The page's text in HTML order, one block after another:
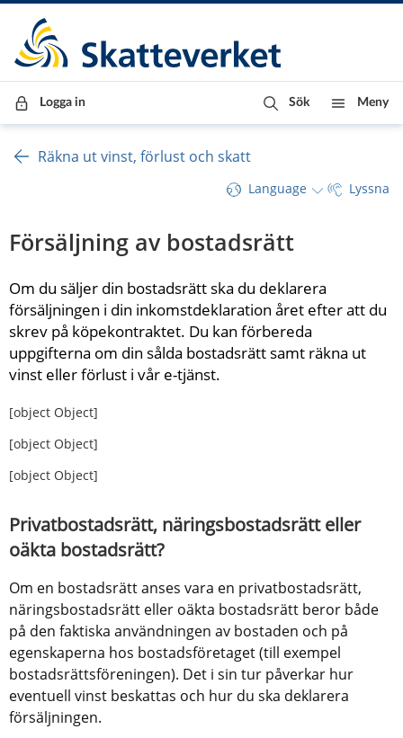
Till innehåll
Till navigationen
Till chattrobot
Logga in Sök Meny
Räkna ut vinst, förlust och skatt
Language Lyssna
Försäljning av bostadsrätt
Om du säljer din bostadsrätt ska du deklarera
försäljningen i din inkomstdeklaration året efter att du
skrev på köpekontraktet. Du kan förbereda
uppgifterna om din sålda bostadsrätt samt räkna ut
vinst eller förlust i vår e-tjänst.
[object Object]
[object Object]
[object Object]
Privatbostadsrätt, näringsbostadsrätt eller
oäkta bostadsrätt?
Om en bostadsrätt anses vara en privatbostadsrätt,
näringsbostadsrätt eller oäkta bostadsrätt beror både
på den faktiska användningen av bostaden och på
egenskaperna hos bostadsföretaget (till exempel
bostadsrättsföreningen). Det i sin tur påverkar hur
eventuell vinst beskattas och hur du ska deklarera
försäljningen.